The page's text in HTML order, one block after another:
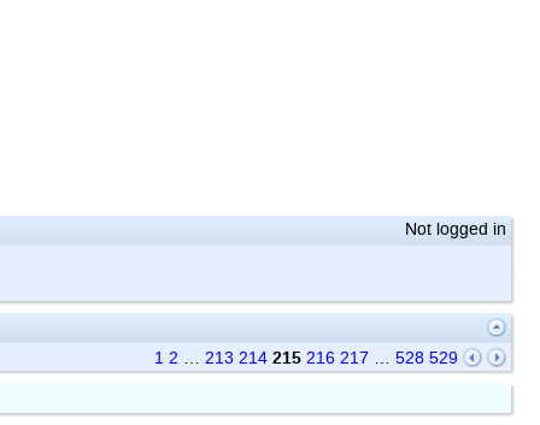
Not logged in
1 2 … 213 214 215 216 217 … 528 529